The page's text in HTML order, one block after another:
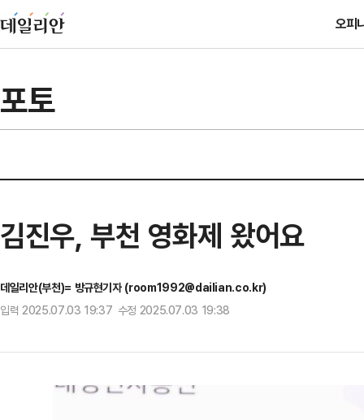
오피
포토
김진우, 부천 영화제 왔어요
데일리안(부천)= 방규현기자 (room1992@dailian.co.kr)
입력 2025.07.03 19:37 수정 2025.07.03 19:38